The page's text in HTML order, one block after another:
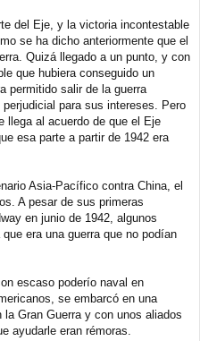
del Eje, y la victoria incontestable
se ha dicho anteriormente que el
Quizá llegado a un punto, y con
que hubiera conseguido un
permitido salir de la guerra
para sus intereses. Pero
llega al acuerdo de que el Eje
esa parte a partir de 1942 era
Asia-Pacífico contra China, el
A pesar de sus primeras
en junio de 1942, algunos
era una guerra que no podían
escaso poderío naval en
se embarcó en una
Gran Guerra y con unos aliados
ayudarle eran rémoras.